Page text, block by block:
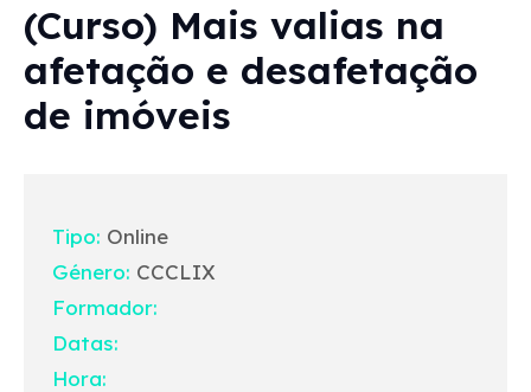
(Curso) Mais valias na
afetação e desafetação
de imóveis
Tipo: Online
Género: CCCLIX
Formador:
Datas:
Hora: